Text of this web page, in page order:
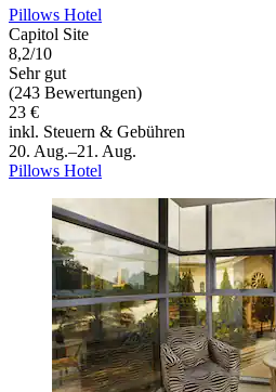
Pillows Hotel
Capitol Site
8,2/10
Sehr gut
(243 Bewertungen)
23 €
inkl. Steuern & Gebühren
20. Aug.–21. Aug.
Pillows Hotel